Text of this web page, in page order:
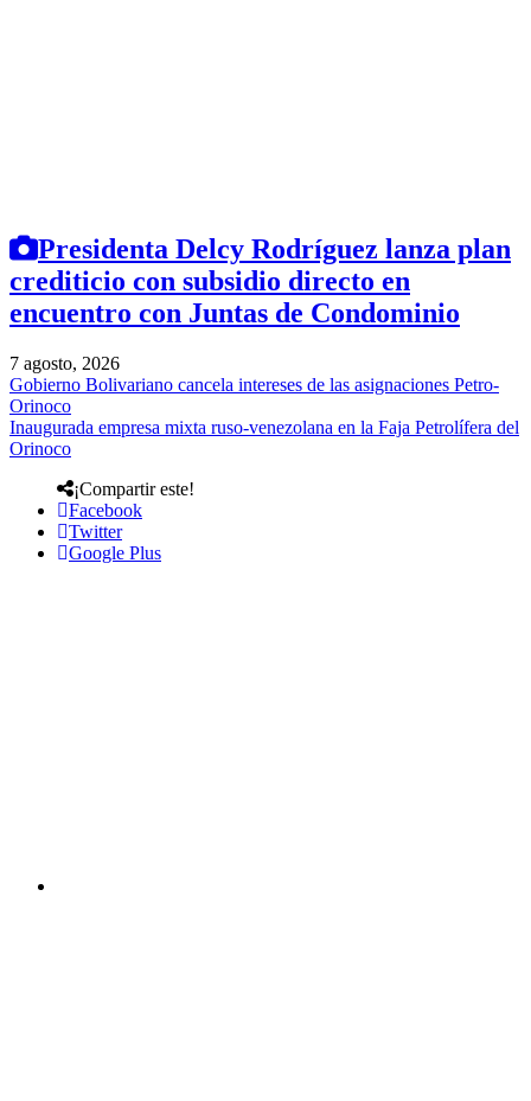
Presidenta Delcy Rodríguez lanza plan
crediticio con subsidio directo en
encuentro con Juntas de Condominio
7 agosto, 2026
Gobierno Bolivariano cancela intereses de las asignaciones Petro-
Orinoco
Inaugurada empresa mixta ruso-venezolana en la Faja Petrolífera del
Orinoco
¡Compartir este!
Facebook
Twitter
Google Plus